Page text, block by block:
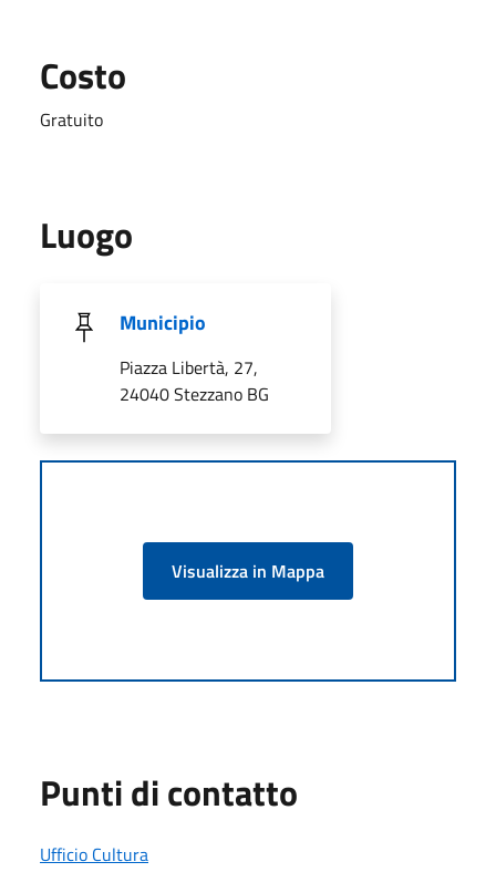
Costo
Gratuito
Luogo
Municipio
Piazza Libertà, 27,
24040 Stezzano BG
Visualizza in Mappa
Punti di contatto
Ufficio Cultura